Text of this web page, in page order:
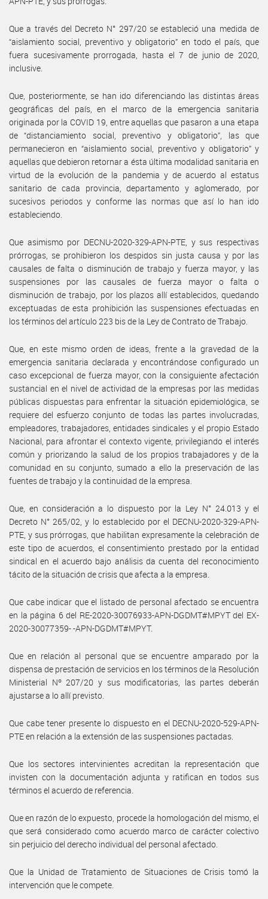
Que a través del Decreto N° 297/20 se estableció una medida de
“aislamiento social, preventivo y obligatorio” en todo el país, que
fuera sucesivamente prorrogada, hasta el 7 de junio de 2020,
inclusive.
Que, posteriormente, se han ido diferenciando las distintas áreas
geográficas del país, en el marco de la emergencia sanitaria
originada por la COVID 19, entre aquellas que pasaron a una etapa
de “distanciamiento social, preventivo y obligatorio”, las que
permanecieron en “aislamiento social, preventivo y obligatorio” y
aquellas que debieron retornar a ésta última modalidad sanitaria en
virtud de la evolución de la pandemia y de acuerdo al estatus
sanitario de cada provincia, departamento y aglomerado, por
sucesivos periodos y conforme las normas que así lo han ido
estableciendo.
Que asimismo por DECNU-2020-329-APN-PTE, y sus respectivas
prórrogas, se prohibieron los despidos sin justa causa y por las
causales de falta o disminución de trabajo y fuerza mayor, y las
suspensiones por las causales de fuerza mayor o falta o
disminución de trabajo, por los plazos allí establecidos, quedando
exceptuadas de esta prohibición las suspensiones efectuadas en
los términos del artículo 223 bis de la Ley de Contrato de Trabajo.
Que, en este mismo orden de ideas, frente a la gravedad de la
emergencia sanitaria declarada y encontrándose configurado un
caso excepcional de fuerza mayor, con la consiguiente afectación
sustancial en el nivel de actividad de la empresas por las medidas
públicas dispuestas para enfrentar la situación epidemiológica, se
requiere del esfuerzo conjunto de todas las partes involucradas,
empleadores, trabajadores, entidades sindicales y el propio Estado
Nacional, para afrontar el contexto vigente, privilegiando el interés
común y priorizando la salud de los propios trabajadores y de la
comunidad en su conjunto, sumado a ello la preservación de las
fuentes de trabajo y la continuidad de la empresa.
Que, en consideración a lo dispuesto por la Ley N° 24.013 y el
Decreto N° 265/02, y lo establecido por el DECNU-2020-329-APN-
PTE, y sus prórrogas, que habilitan expresamente la celebración de
este tipo de acuerdos, el consentimiento prestado por la entidad
sindical en el acuerdo bajo análisis da cuenta del reconocimiento
tácito de la situación de crisis que afecta a la empresa.
Que cabe indicar que el listado de personal afectado se encuentra
en la página 6 del RE-2020-30076933-APN-DGDMT#MPYT del EX-
2020-30077359- -APN-DGDMT#MPYT.
Que en relación al personal que se encuentre amparado por la
dispensa de prestación de servicios en los términos de la Resolución
Ministerial Nº 207/20 y sus modificatorias, las partes deberán
ajustarse a lo allí previsto.
Que cabe tener presente lo dispuesto en el DECNU-2020-529-APN-
PTE en relación a la extensión de las suspensiones pactadas.
Que los sectores intervinientes acreditan la representación que
invisten con la documentación adjunta y ratifican en todos sus
términos el acuerdo de referencia.
Que en razón de lo expuesto, procede la homologación del mismo, el
que será considerado como acuerdo marco de carácter colectivo
sin perjuicio del derecho individual del personal afectado.
Que la Unidad de Tratamiento de Situaciones de Crisis tomó la
intervención que le compete.